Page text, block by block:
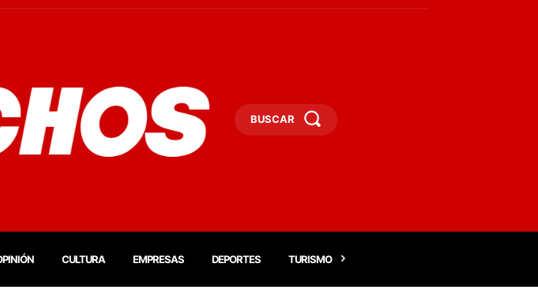
BUSCAR
CULTURA EMPRESAS DEPORTES TURISMO